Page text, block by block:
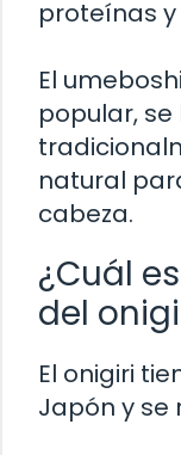
proteínas
El
popular,
natural
cabeza.
¿Cuál
del
El onigiri
Japón y se